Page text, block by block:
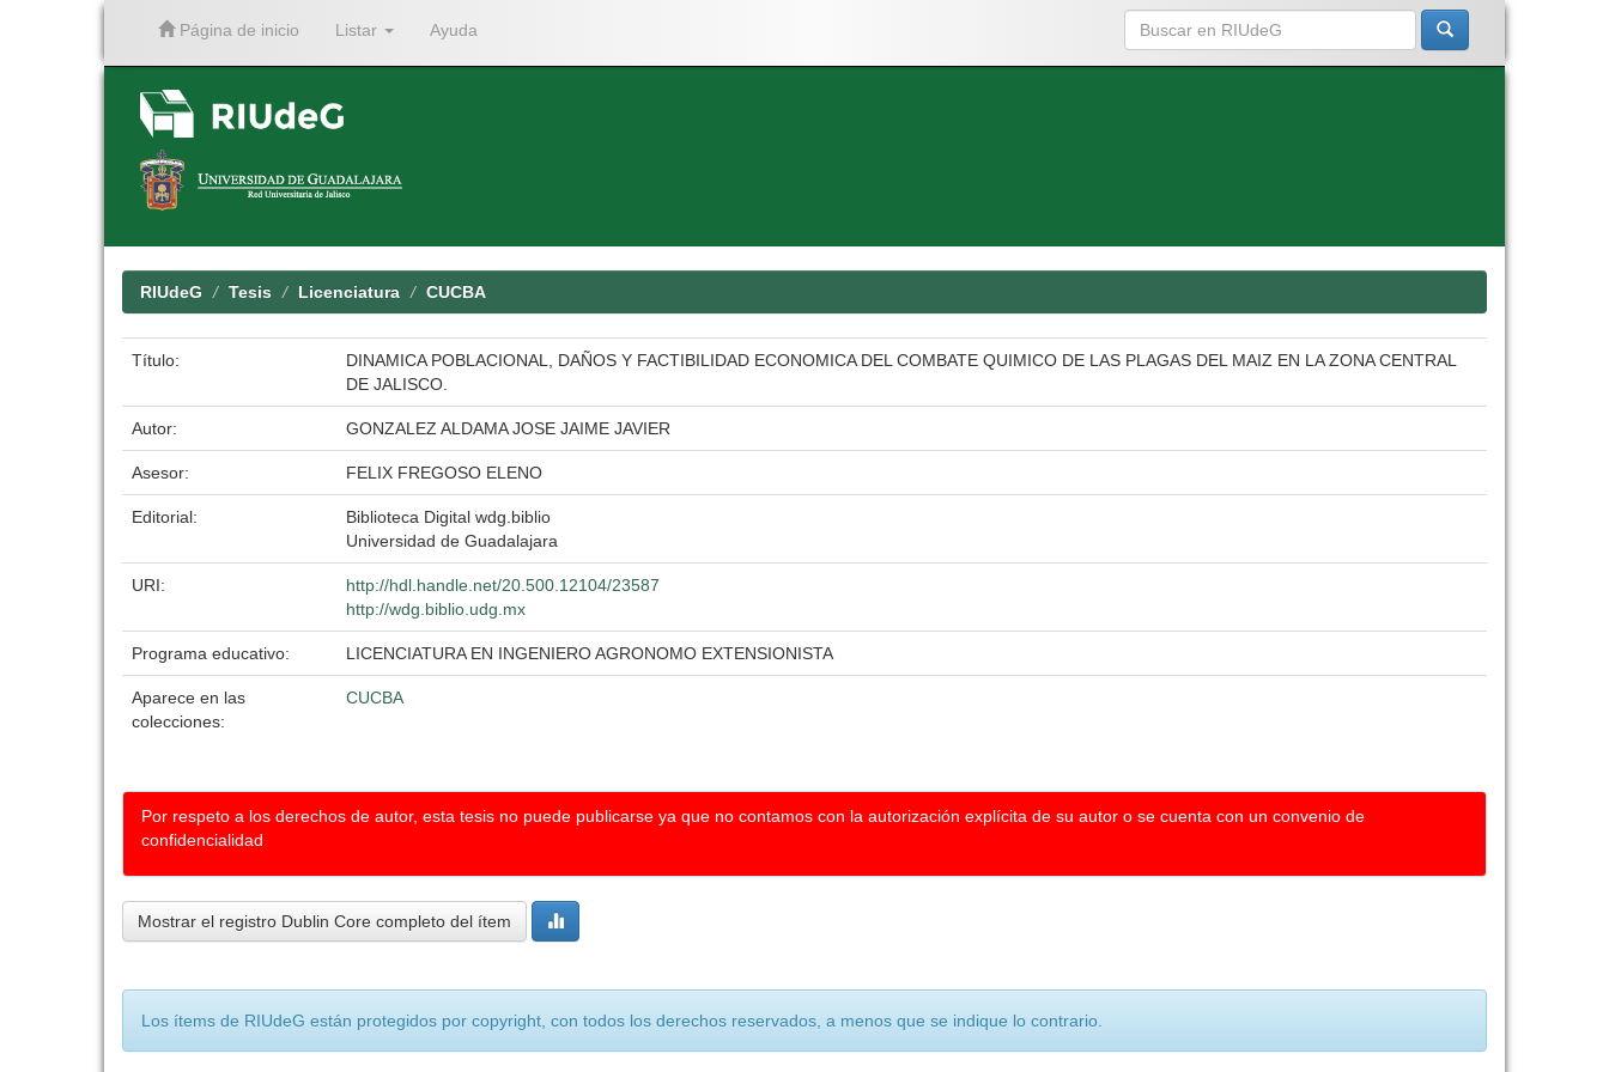
Página de inicio Listar Ayuda
RIUdeG Tesis Licenciatura CUCBA
Título:
DINAMICA POBLACIONAL, DAÑOS Y FACTIBILIDAD ECONOMICA DEL COMBATE QUIMICO DE LAS PLAGAS DEL MAIZ EN LA ZONA CENTRAL
DE JALISCO.
Autor: GONZALEZ ALDAMA JOSE JAIME JAVIER
Asesor: FELIX FREGOSO ELENO
Editorial:
Biblioteca Digital wdg.biblio
Universidad de Guadalajara
URI:
http://hdl.handle.net/20.500.12104/23587
http://wdg.biblio.udg.mx
Programa educativo: LICENCIATURA EN INGENIERO AGRONOMO EXTENSIONISTA
Aparece en las
colecciones:
CUCBA
Por respeto a los derechos de autor, esta tesis no puede publicarse ya que no contamos con la autorización explícita de su autor o se cuenta con un convenio de
confidencialidad
Mostrar el registro Dublin Core completo del ítem
Los ítems de RIUdeG están protegidos por copyright, con todos los derechos reservados, a menos que se indique lo contrario.